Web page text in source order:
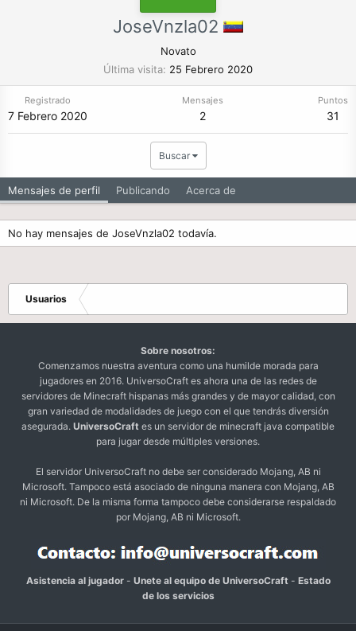
JoseVnzla02
Novato
Última visita 25 Febrero 2020
Registrado
7 Febrero 2020
Mensajes
2
Puntos
31
Buscar
Mensajes de perfil Publicando Acerca de
No hay mensajes de JoseVnzla02 todavía.
Usuarios
Sobre nosotros:
Comenzamos nuestra aventura como una humilde morada para
jugadores en 2016. UniversoCraft es ahora una de las redes de
servidores de Minecraft hispanas más grandes y de mayor calidad, con
gran variedad de modalidades de juego con el que tendrás diversión
asegurada. UniversoCraft es un servidor de minecraft java compatible
para jugar desde múltiples versiones.
El servidor UniversoCraft no debe ser considerado Mojang, AB ni
Microsoft. Tampoco está asociado de ninguna manera con Mojang, AB
ni Microsoft. De la misma forma tampoco debe considerarse respaldado
por Mojang, AB ni Microsoft.
Asistencia al jugador- Unete al equipo de UniversoCraft - Estado
de los servicios